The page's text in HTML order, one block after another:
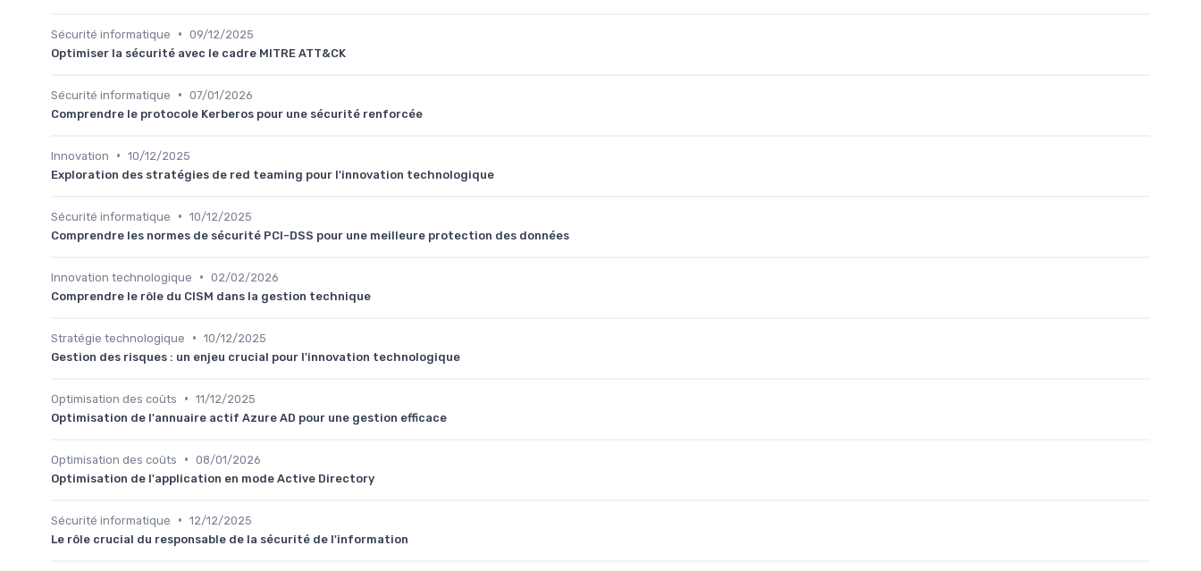
Sécurité informatique • 09/12/2025
Optimiser la sécurité avec le cadre MITRE ATT&CK
Sécurité informatique • 07/01/2026
Comprendre le protocole Kerberos pour une sécurité renforcée
Innovation • 10/12/2025
Exploration des stratégies de red teaming pour l'innovation technologique
Sécurité informatique • 10/12/2025
Comprendre les normes de sécurité PCI-DSS pour une meilleure protection des données
Innovation technologique • 02/02/2026
Comprendre le rôle du CISM dans la gestion technique
Stratégie technologique • 10/12/2025
Gestion des risques : un enjeu crucial pour l'innovation technologique
Optimisation des coûts • 11/12/2025
Optimisation de l'annuaire actif Azure AD pour une gestion efficace
Optimisation des coûts • 08/01/2026
Optimisation de l'application en mode Active Directory
Sécurité informatique • 12/12/2025
Le rôle crucial du responsable de la sécurité de l'information